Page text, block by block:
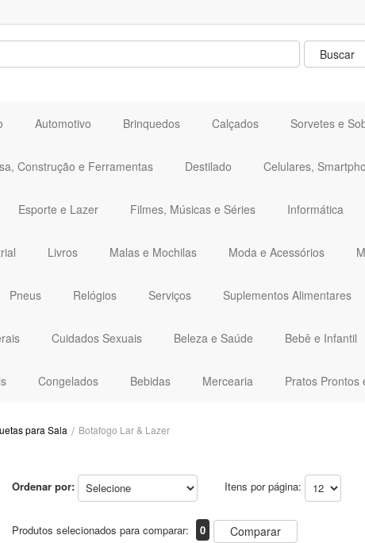
Automotivo Brinquedos Calçados Sorvetes e
Construção e Ferramentas Destilado Celulares,
Esporte e Lazer Filmes, Músicas e Séries Informática
Livros Malas e Mochilas Moda e Acessórios
Pneus Relógios Serviços Suplementos Alimentares
Cuidados Sexuais Beleza e Saúde Bebê e Infantil
Congelados Bebidas Mercearia Pratos Prontos
para Sala Botafogo Lar & Lazer
Ordenar por: Itens por página:
Produtos selecionados para comparar: 0 Comparar